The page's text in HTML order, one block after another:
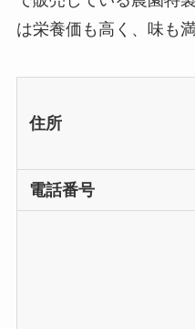
は栄養価も⾼く、味も
住所
電話番号